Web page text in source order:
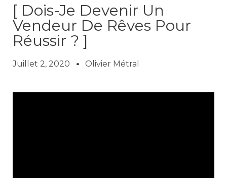
[ Dois-Je Devenir Un
Vendeur De Rêves Pour
Réussir ? ]
Juillet 2, 2020 Olivier Métral